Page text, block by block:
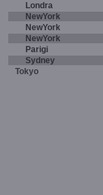
Londra
NewYork
NewYork
NewYork
Parigi
Sydney
Tokyo